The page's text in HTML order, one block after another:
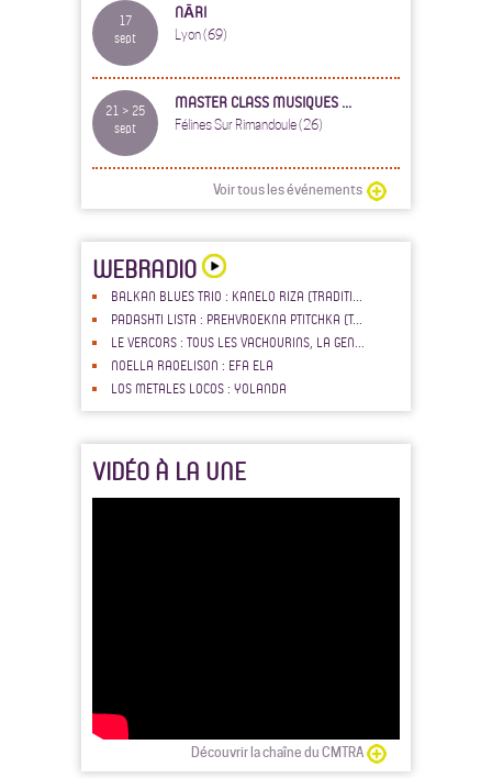
17
sept
NĀRI
Lyon (69)
21 > 25
sept
MASTER CLASS MUSIQUES ...
Félines Sur Rimandoule (26)
Voir tous les événements
WEBRADIO
BALKAN BLUES TRIO : KANELO RIZA (TRADITI...
PADASHTI LISTA : PREHVROEKNA PTITCHKA (T...
LE VERCORS : TOUS LES VACHOURINS, LA GEN...
NOELLA RAOELISON : EFA ELA
LOS METALES LOCOS : YOLANDA
VIDÉO À LA UNE
Découvrir la chaîne du CMTRA